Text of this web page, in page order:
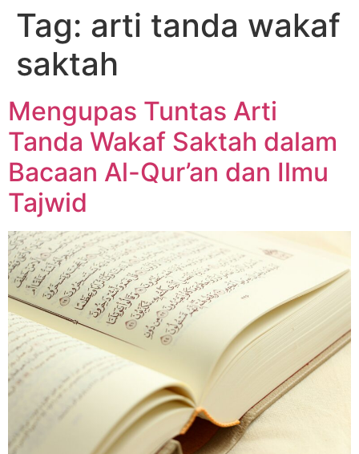
Tag: arti tanda wakaf
saktah
Mengupas Tuntas Arti
Tanda Wakaf Saktah dalam
Bacaan Al-Qur’an dan Ilmu
Tajwid